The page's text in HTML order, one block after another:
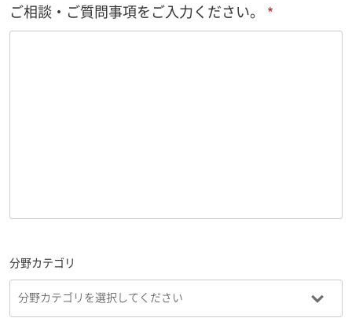
ご相談・ご質問事項をご入力ください。
分野カテゴリ